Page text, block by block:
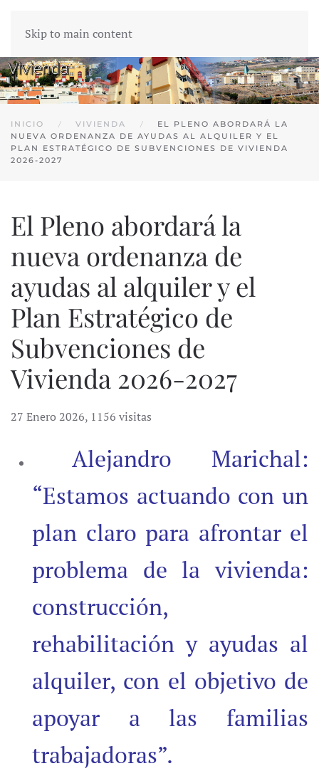
Skip to main content
INICIO VIVIENDA
EL PLENO ABORDARÁ LA
NUEVA ORDENANZA DE AYUDAS AL ALQUILER Y EL
PLAN ESTRATÉGICO DE SUBVENCIONES DE VIVIENDA
2026-2027
El Pleno abordará la
nueva ordenanza de
ayudas al alquiler y el
Plan Estratégico de
Subvenciones de
Vivienda 2026-2027
27 Enero 2026, 1156 visitas
Alejandro Marichal:
“Estamos actuando con un
plan claro para afrontar el
problema de la vivienda:
construcción,
rehabilitación y ayudas al
alquiler, con el objetivo de
apoyar a las familias
trabajadoras”.